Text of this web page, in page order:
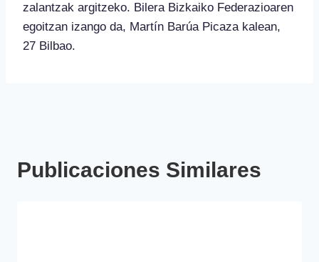
zalantzak argitzeko. Bilera Bizkaiko Federazioaren
egoitzan izango da, Martín Barúa Picaza kalean,
27 Bilbao.
Publicaciones Similares